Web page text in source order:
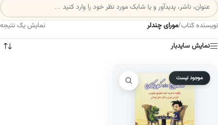
نویسنده کتاب/مورای چندلر
نمایش یک نتیجه
نمایش سایدبار
موجود نیست